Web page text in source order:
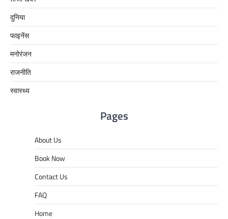
दुनिया
फाइनेंस
मनोरंजन
राजनीति
स्वास्थ्य
Pages
About Us
Book Now
Contact Us
FAQ
Home